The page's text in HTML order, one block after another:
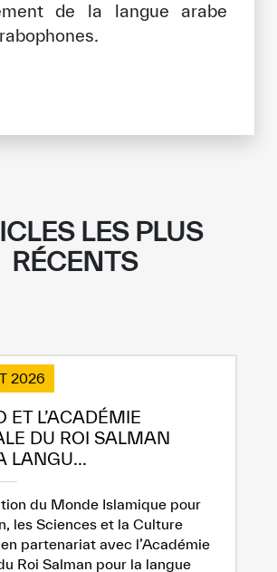
de la langue arabe
LES PLUS
RÉCENTS
2026
ET L’ACADÉMIE
DU ROI SALMAN
LANGU...
du Monde Islamique pour
les Sciences et la Culture
en partenariat avec l’Académie
Roi Salman pour la langue